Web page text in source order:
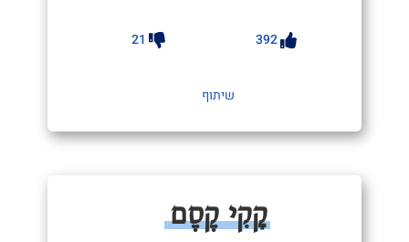
392
21
שיתוף
קָקִי קֶסֶם